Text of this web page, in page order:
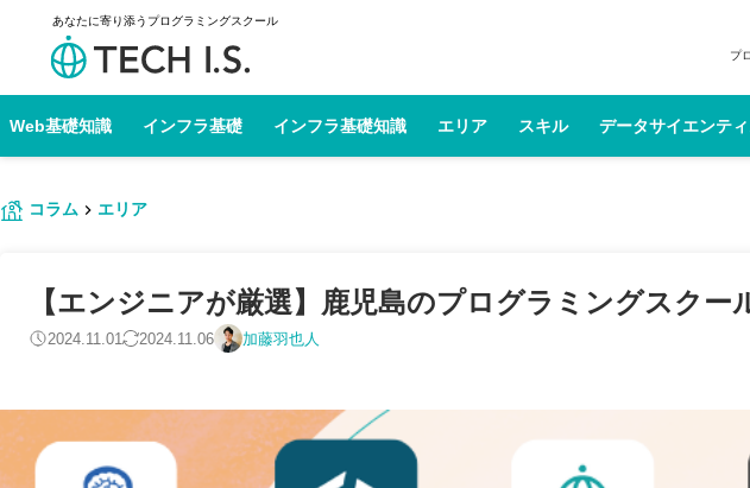
あなたに寄り添うプログラミングスクール
プ
Web基礎知識 インフラ基礎 インフラ基礎知識 エリア スキル データサイエンテ
コラム エリア
【エンジニアが厳選】鹿児島のプログラミングスクー
2024.11.01 2024.11.06 加藤羽也人